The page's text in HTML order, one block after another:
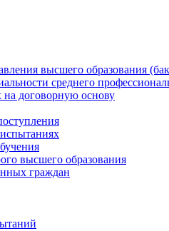
высшего образования
среднего
договорную основу
высшего образования
граждан